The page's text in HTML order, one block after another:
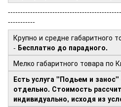
-----------
Крупно и средне габаритного
- Бесплатно до парадного.
Мелко габаритного товара по
Есть услуга "Подьем и
отдельно. Стоимость
индивидуально, исходя из